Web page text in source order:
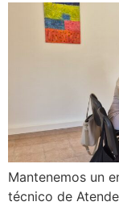
Mantenemos un
técnico de